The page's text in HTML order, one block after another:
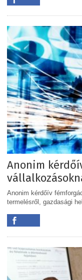
Anonim
Anonim kérdőív
termelésről, gazdasági